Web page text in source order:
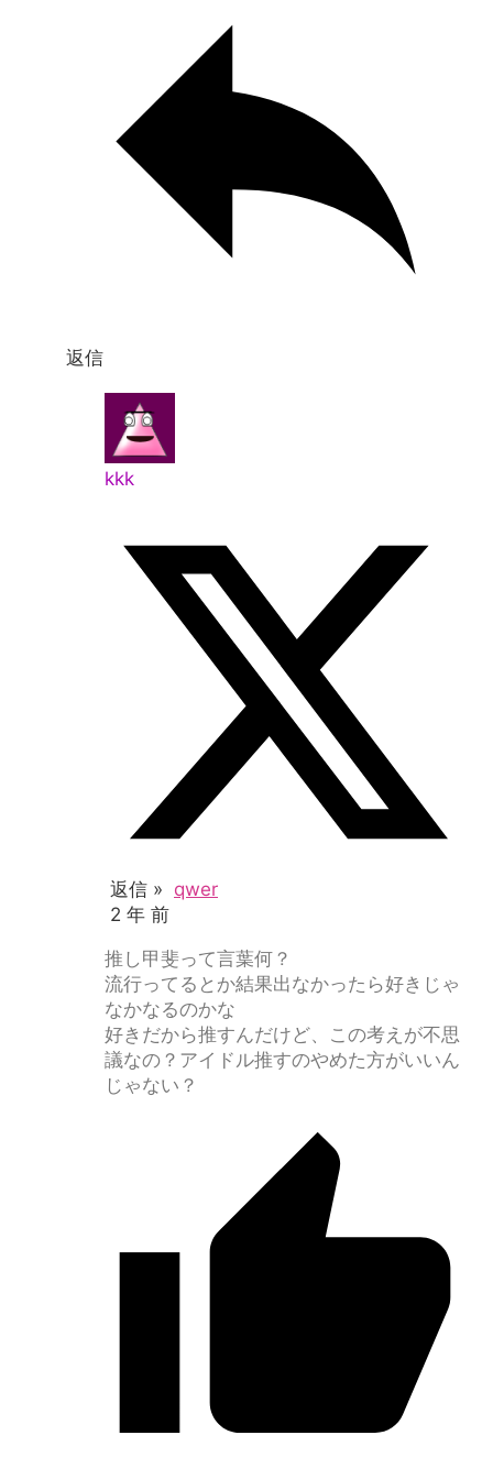
返信
kkk
返信 » qwer
2 年 前
推し甲斐って言葉何？
流行ってるとか結果出なかったら好きじゃ
なかなるのかな
好きだから推すんだけど、この考えが不思
議なの？アイドル推すのやめた方がいいん
じゃない？